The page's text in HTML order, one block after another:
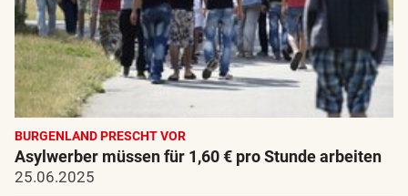
BURGENLAND PRESCHT VOR
Asylwerber müssen für 1,60 € pro Stunde arbeiten
25.06.2025